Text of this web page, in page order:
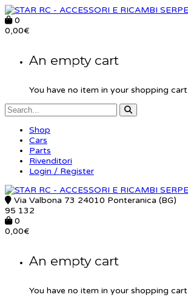
0
0,00€
An empty cart
You have no item in your shopping cart
Shop
Cars
Parts
Rivenditori
Login / Register
Via Valbona 73 24010 Ponteranica (BG)
95 132
0
0,00€
An empty cart
You have no item in your shopping cart